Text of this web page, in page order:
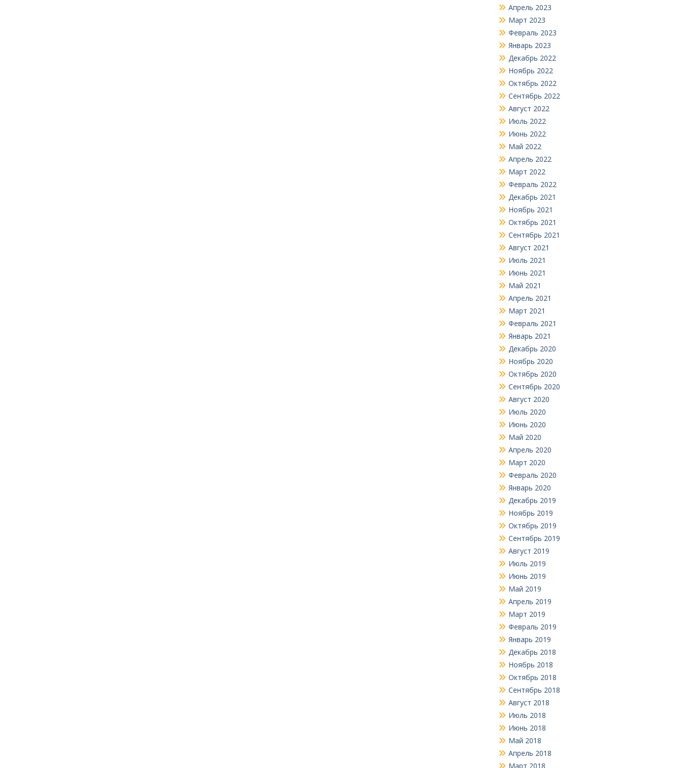
Апрель 2023
Март 2023
Февраль 2023
Январь 2023
Декабрь 2022
Ноябрь 2022
Октябрь 2022
Сентябрь 2022
Август 2022
Июль 2022
Июнь 2022
Май 2022
Апрель 2022
Март 2022
Февраль 2022
Декабрь 2021
Ноябрь 2021
Октябрь 2021
Сентябрь 2021
Август 2021
Июль 2021
Июнь 2021
Май 2021
Апрель 2021
Март 2021
Февраль 2021
Январь 2021
Декабрь 2020
Ноябрь 2020
Октябрь 2020
Сентябрь 2020
Август 2020
Июль 2020
Июнь 2020
Май 2020
Апрель 2020
Март 2020
Февраль 2020
Январь 2020
Декабрь 2019
Ноябрь 2019
Октябрь 2019
Сентябрь 2019
Август 2019
Июль 2019
Июнь 2019
Май 2019
Апрель 2019
Март 2019
Февраль 2019
Январь 2019
Декабрь 2018
Ноябрь 2018
Октябрь 2018
Сентябрь 2018
Август 2018
Июль 2018
Июнь 2018
Май 2018
Апрель 2018
Март 2018